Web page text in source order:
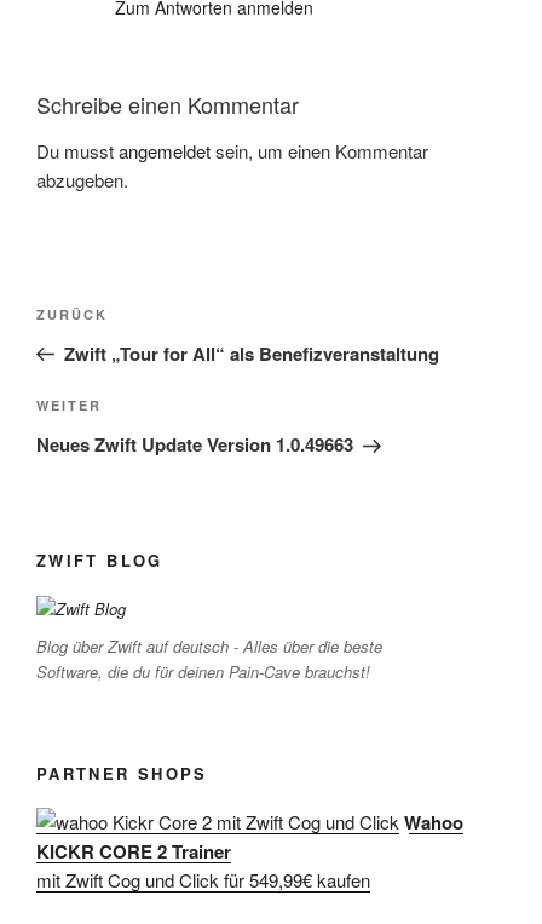
Zum Antworten anmelden
Schreibe einen Kommentar
Du musstangemeldetsein, um einen Kommentar
abzugeben.
Beitragsnavigation
Vorheriger
Beitrag
ZURÜCK
Zwift „Tour for All“ als Benefizveranstaltung
Nächster
Beitrag
WEITER
Neues Zwift Update Version 1.0.49663
ZWIFT BLOG
Blog über Zwift auf deutsch - Alles über die beste
Software, die du für deinen Pain-Cave brauchst!
PARTNER SHOPS
Wahoo
KICKR CORE 2 Trainer
mit Zwift Cog und Click für 549,99€ kaufen